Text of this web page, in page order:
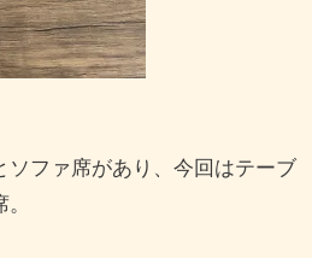
ソファ席があり、今回はテーブ